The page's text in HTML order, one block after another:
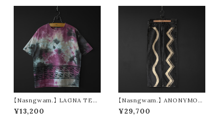
【Nasngwam.】 LAGNA TEE
(tie dye)
¥13,200
【Nasngwam.】 ANONYMOU
S PANTS (size M)
¥29,700